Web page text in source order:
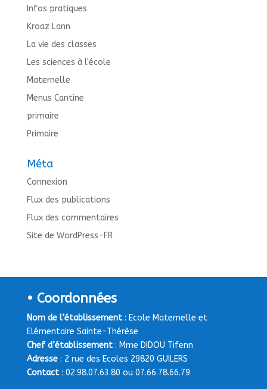
Infos pratiques
Kroaz Lann
La vie des classes
Les sciences à l'école
Maternelle
Menus Cantine
primaire
Primaire
Méta
Connexion
Flux des publications
Flux des commentaires
Site de WordPress-FR
• Coordonnées
Nom de l’établissement: Ecole Maternelle et
Elémentaire Sainte-Thérèse
Chef d’établissement: Mme DIDOU Tifenn
Adresse: 2 rue des Ecoles 29820 GUILERS
Contact: 02.98.07.63.80 ou 07.66.78.66.79